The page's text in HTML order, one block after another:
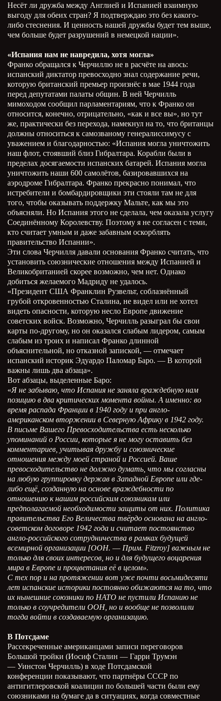
Несёт ли дружба между Англией и Испанией взаимную
выгоду для обеих стран? Я подтверждаю это без какого-
либо стеснения. И ценность нашей дружбы будет тем выше,
чем больше будет разрушений в немецкой нации».
«Испания нам не навредила, хотя могла»
Франко обращался к Черчиллю не в расчёте на авось:
испанский диктатор превосходно знал содержание речи,
которую британский премьер произнёс в мае 1944 года
перед депутатами палаты общин. В ней Черчилль
мимоходом сообщил парламентариям, что к Франко он
относится, конечно, отрицательно, «как и все вы», но тут
же, практически без перехода, намекнул на то, что британцы
должны относиться к самозваному генералиссимусу с
уважением и благодарностью: «Испания могла уничтожить
наш флот, стоявший близ Гибралтара. Корабли были в
пределах досягаемости испанских батарей. Испания могла
уничтожить наши 600 самолётов, базировавшихся на
аэродроме Гибралтара. Франко прекрасно понимал, что
истребители и бомбардировщики эти стояли там не для
того, чтобы оказывать поддержку Мальте, как мы это
объясняли. Но Испания этого не сделала, чем оказала услугу
Соединённому Королевству. Поэтому я не согласен с теми,
кто считает умным и даже забавным оскорблять
правительство Испании».
Эти слова Черчилля давали основания Франко считать, что
установить союзнические отношения между Испанией и
Великобританией скорее возможно, чем нет. Однако
добиться желаемого Мадриду не удалось.
«Президент США Франклин Рузвельт, соблазнённый
грубой откровенностью Сталина, не видел или не хотел
видеть опасности, которую несло Европе движение
советских войск. Возможно, Черчилль разыграл бы свои
карты по-другому, но он оказался слабым лидером, самым
слабым из троих и написал Франко длинной
объяснительной, но отказной запиской, — отмечает
испанский историк Эдуардо Паломар Баро. — В которой
важны лишь два абзаца».
Вот абзацы, выделенные Баро:
«Я не забываю, что Испания не заняла враждебную нам
позицию в два критических момента войны. А именно: во
время распада Франции в 1940 году и при англо-
американском вторжении в Северную Африку в 1942 году.
В письме Вашего Превосходительства есть несколько
упоминаний о России, которые я не могу оставить без
комментариев, учитывая дружбу и союзнические
отношения между моей страной и Россией. Ваше
превосходительство не должно думать, что мы согласны
на любую группировку держав в Западной Европе или где-
либо ещё, созданную на основе враждебности по
отношению к нашим российским союзникам или
предполагаемой необходимости защиты от них. Политика
правительства Его Величества твёрдо основана на англо-
советском договоре 1942 года и считает постоянство
англо-российского сотрудничества в рамках будущей
всемирной организации [ООН. — Прим. Fitzroy] важным не
только для своих интересов, но и для будущего воцарения
мира в Европе и процветания её в целом».
С тех пор и на протяжении вот уже почти восьмидесяти
лет испанские историки постоянно обижаются на то, что
их нынешние союзники по НАТО не пустили Испанию не
только в соучредители ООН, но и вообще не позволили
тогда войти в создаваемую организацию.
В Потсдаме
Рассекреченные американцами записи переговоров
Большой тройки (Иосиф Сталин — Гарри Трумэн
— Уинстон Черчилль) в ходе Потсдамской
конференции показывают, что партнёры СССР по
антигитлеровской коалиции по большей части были ему
союзниками на бумаге да в ситуациях, когда совместные